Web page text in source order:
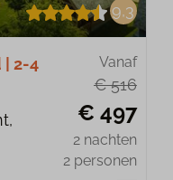
9,3
Vanaf
€ 516
€ 497
2 nachten
2 personen
| 2-4